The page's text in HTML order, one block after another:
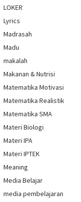
LOKER
Lyrics
Madrasah
Madu
makalah
Makanan & Nutrisi
Matematika Motivasi
Matematika Realistik
Matematika SMA
Materi Biologi
Materi IPA
Materi IPTEK
Meaning
Media Belajar
media pembelajaran